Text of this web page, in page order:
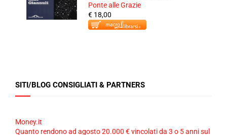
Ponte alle Grazie
€ 18,00
SITI/BLOG CONSIGLIATI & PARTNERS
Money.it
Quanto rendono ad agosto 20.000 € vincolati da 3 o 5 anni sul